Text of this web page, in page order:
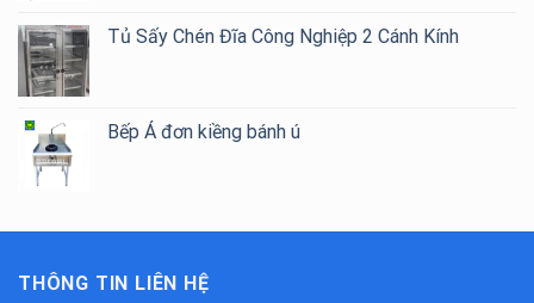
Tủ Sấy Chén Đĩa Công Nghiệp 2 Cánh Kính
Bếp Á đơn kiềng bánh ú
THÔNG TIN LIÊN HỆ